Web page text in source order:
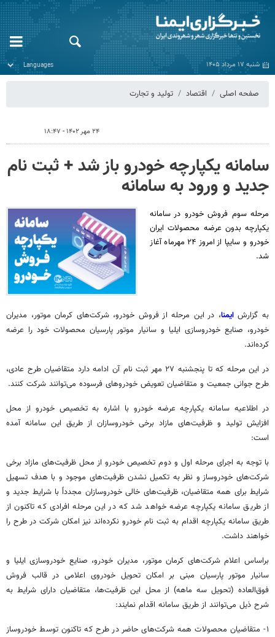
شنبه ۱۷ مرداد ۱۴۰۵
صفحه اصلی اقتصاد تولید و تجارت
۲۴ مهر ۱۴۰۲ - ۱۸:۴۷
سامانه یکپارچه خودرو باز شد + ثبت نام
جدید و ورود به سامانه
مرحله سوم فروش خودرو در سامانه
یکپارچه بدون عرضه محصولات ایران
خودرو و سایپا از امروز ۲۴ مهرماه آغاز
شد.
به گزارشایمنا، در این مرحله از فروش خودرو، شرکت‌های کرمان موتور، مدیران
خودرو، صنایع خودروسازی ایلیا و سانیار موتور پارسیان محصولات خود را عرضه
کرده‌اند.
در این مرحله که تا پنجشنبه ۲۷ مهر ثبت نام آن ادامه دارد متقاضیان طرح عادی،
طرح جوانی جمعیت و متقاضیان تعویض خودروهای فرسوده می‌توانند شرکت کنند.
در اطلاعیه سامانه یکپارچه عرضه خودرو با اشاره به تخصیص خودرو از محل
افزایش تولید و ظرفیت‌های مازاد برخی خودروسازان از طریق این سامانه آمده
است:
با توجه به اجرای مرحله اول و دوم تخصیص خودرو از محل ظرفیت‌های مازاد برخی
شرکت‌های خودروساز و نظر به تکمیل نشدن ظرفیت‌های موجود و با هدف تسهیل
شرایط برای همه متقاضیان، ظرفیت‌های خالی خودروسازان مجدداً با شرایط جدید و
از طریق سامانه یکپارچه عرضه خواهد شد که در این مرحله افرادی که تاکنون از
طریق سامانه یکپارچه اقدام به ثبت نام خودرو نکرده‌اند نیز امکان شرکت در طرح را
خواهند داشت.
براساس اعلام شرکت‌های کرمان موتور، مدیران خودرو، صنایع خودروسازی ایلیا و
سانیار موتور پارسیان مبنی بر امکان تحویل خودروی اعلامی در قالب فروش
فوق‌العاده (تحویل سه ماهه) از محل این ظرفیت‌ها، متقاضیان دارای شرایط به
شرح ذیل می‌توانند از طریق سامانه اقدام نمایند:
۱- متقاضیان محصولات همه شرکت‌های حاضر در طرح که تاکنون توسط خودروساز